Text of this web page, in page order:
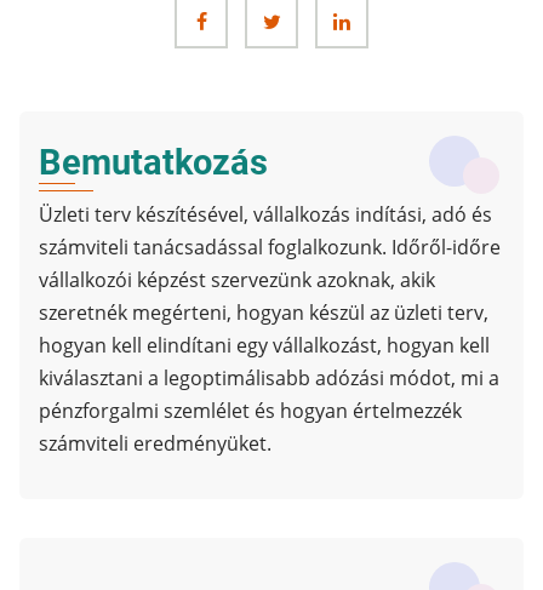
Bemutatkozás
Üzleti terv készítésével, vállalkozás indítási, adó és
számviteli tanácsadással foglalkozunk. Időről-időre
vállalkozói képzést szervezünk azoknak, akik
szeretnék megérteni, hogyan készül az üzleti terv,
hogyan kell elindítani egy vállalkozást, hogyan kell
kiválasztani a legoptimálisabb adózási módot, mi a
pénzforgalmi szemlélet és hogyan értelmezzék
számviteli eredményüket.